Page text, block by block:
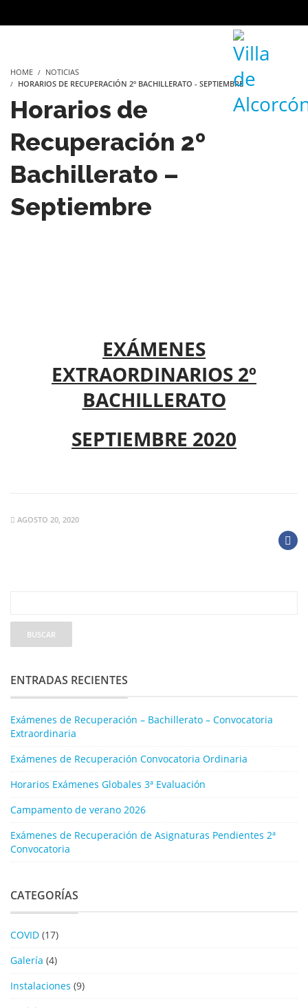
HOME
NOTICIAS
HORARIOS DE RECUPERACIÓN 2º BACHILLERATO - SEPTIEMBRE
Horarios de
Recuperación 2º
Bachillerato –
Septiembre
EXÁMENES
EXTRAORDINARIOS 2º
BACHILLERATO
SEPTIEMBRE 2020
AGOSTO 20, 2020
ENTRADAS RECIENTES
Exámenes de Recuperación – Bachillerato – Convocatoria
Extraordinaria
Exámenes de Recuperación Convocatoria Ordinaria
Horarios Exámenes Globales 3ª Evaluación
Campamento de verano 2026
Exámenes de Recuperación de Asignaturas Pendientes 2ª
Convocatoria
CATEGORÍAS
COVID (17)
Galería (4)
Instalaciones (9)